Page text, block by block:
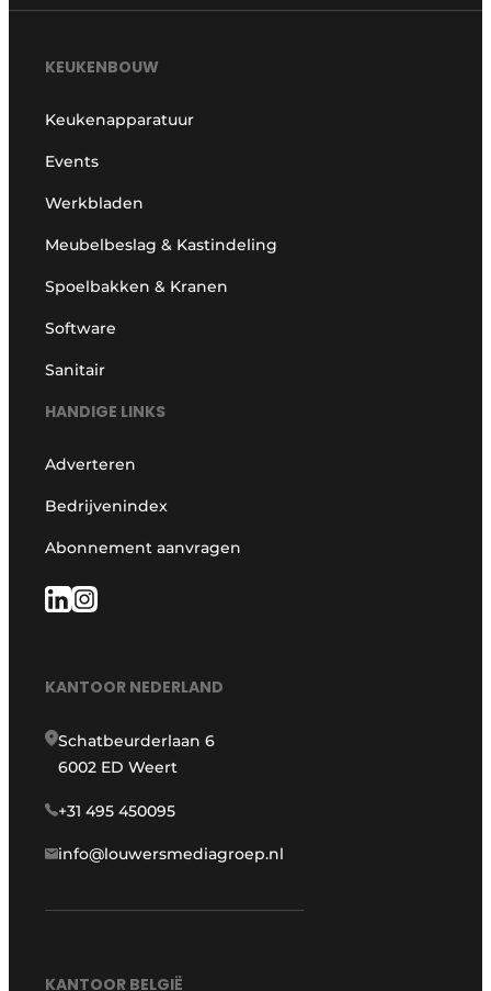
KEUKENBOUW
Keukenapparatuur
Events
Werkbladen
Meubelbeslag & Kastindeling
Spoelbakken & Kranen
Software
Sanitair
HANDIGE LINKS
Adverteren
Bedrijvenindex
Abonnement aanvragen
KANTOOR NEDERLAND
Schatbeurderlaan 6
6002 ED Weert
+31 495 450095
info@louwersmediagroep.nl
KANTOOR BELGIË